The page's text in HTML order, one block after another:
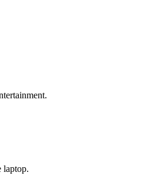
laptop.